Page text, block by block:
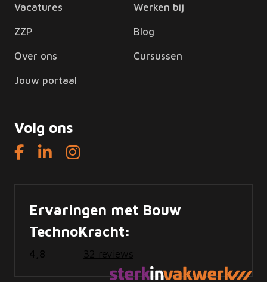
Vacatures
ZZP
Over ons
Jouw portaal
Werken bij
Blog
Cursussen
Volg ons
Ervaringen met Bouw
TechnoKracht:
4,8 32 reviews